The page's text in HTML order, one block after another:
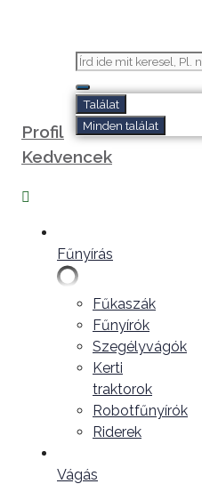
tartalombaSearch
...
Találat
Minden találat
Profil
Kedvencek
Fűnyírás
Fűkaszák
Fűnyírók
Szegélyvágók
Kerti
traktorok
Robotfűnyírók
Riderek
Vágás